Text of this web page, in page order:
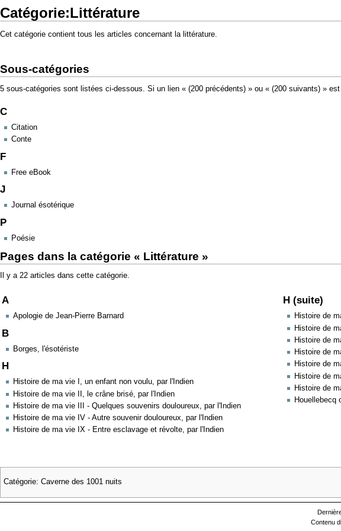
Catégorie:Littérature
Cet catégorie contient tous les articles concernant la littérature.
Sous-catégories
5 sous-catégories sont listées ci-dessous. Si un lien « (200 précédents) » ou « (200 suivants) »
C
Citation
Conte
F
Free eBook
J
Journal ésotérique
P
Poésie
Pages dans la catégorie « Littérature »
Il y a 22 articles dans cette catégorie.
A
Apologie de Jean-Pierre Barnard
B
Borges, l'ésotériste
H
Histoire de ma vie I, un enfant non voulu, par l'Indien
Histoire de ma vie II, le crâne brisé, par l'Indien
Histoire de ma vie III - Quelques souvenirs douloureux, par l'Indien
Histoire de ma vie IV - Autre souvenir douloureux, par l'Indien
Histoire de ma vie IX - Entre esclavage et révolte, par l'Indien
H (suite)
Histoire de
Histoire de
Histoire de
Histoire de
Histoire de
Histoire de
Histoire de
Houellebecq
Catégorie: Caverne des 1001 nuits
Contenu